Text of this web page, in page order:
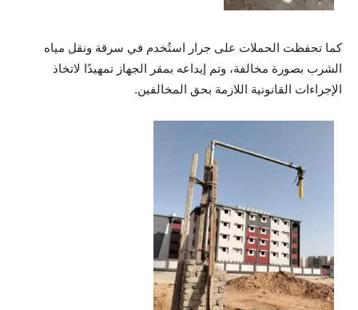
كما تحفظت الحملات على جرار استُخدم في سرقة ونقل مياه
الشرب بصورة مخالفة، وتم إيداعه بمقر الجهاز تمهيدًا لاتخاذ
الإجراءات القانونية اللازمة بحق المخالفين.